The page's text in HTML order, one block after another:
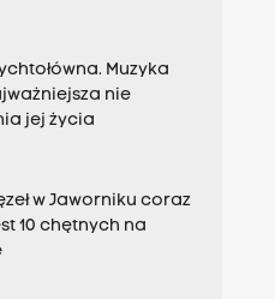
Muzyka
nie
jej życia
w Jaworniku coraz
10 chętnych na